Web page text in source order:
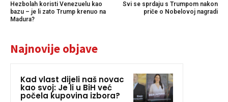
Hezbolah koristi Venezuelu kao
bazu – je li zato Trump krenuo na
Madura?
Svi se sprdaju s Trumpom nakon
priče o Nobelovoj nagradi
Najnovije objave
Kad vlast dijeli naš novac
kao svoj: Je li u BiH već
počela kupovina izbora?